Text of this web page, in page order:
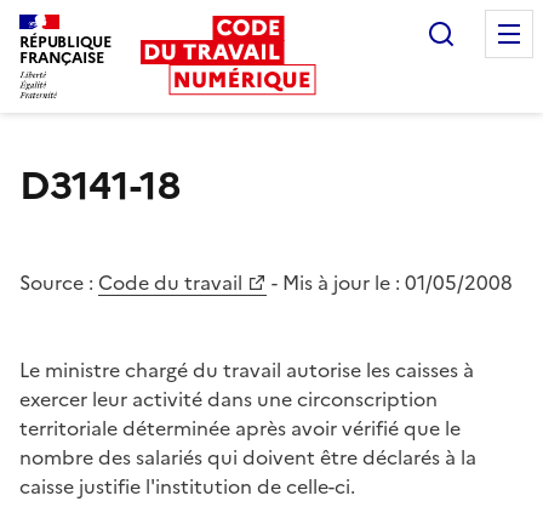
RÉPUBLIQUE
FRANÇAISE
D3141-18
Source : Code du travail - Mis à jour le : 01/05/2008
Le ministre chargé du travail autorise les caisses à
exercer leur activité dans une circonscription
territoriale déterminée après avoir vérifié que le
nombre des salariés qui doivent être déclarés à la
caisse justifie l'institution de celle-ci.